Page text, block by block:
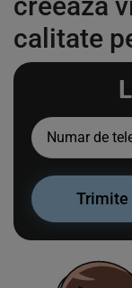
calitate